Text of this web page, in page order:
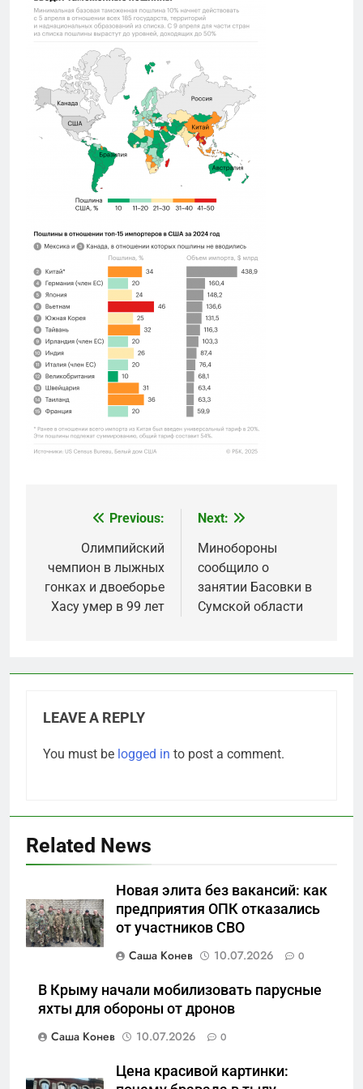
navigation
Previous:
Олимпийский
чемпион в лыжных
гонках и двоеборье
Хасу умер в 99 лет
Next:
Минобороны
сообщило о
занятии Басовки в
Сумской области
LEAVE A REPLY
You must be logged in to post a comment.
Related News
Новая элита без вакансий: как
предприятия ОПК отказались
от участников СВО
Саша Конев
10.07.2026 0
В Крыму начали мобилизовать парусные
яхты для обороны от дронов
Саша Конев
10.07.2026 0
Цена красивой картинки:
Что происходит в
калининградском анклаве:
военные изымают спирт «для
защиты Отечества»
САНКТ-ПЕТЕРБУРГ И ОБЛАСТЬ
«500-тонный беспилотник»
или очередная показуха? Что
скрывает российский ВМФ
САНКТ-ПЕТЕРБУРГ И ОБЛАСТЬ
7